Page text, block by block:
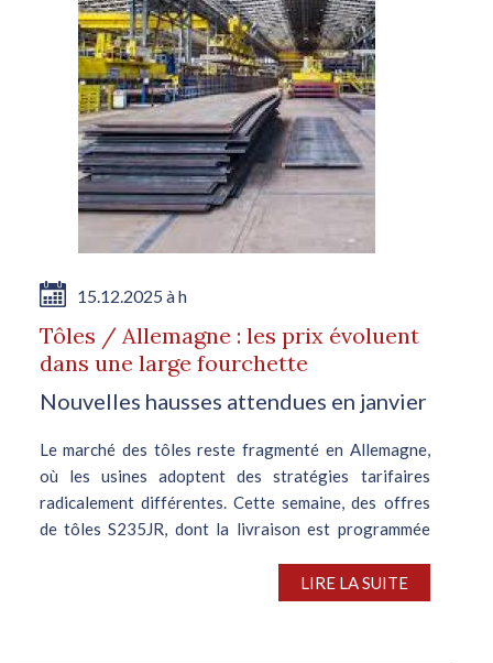
15.12.2025 à h
Tôles / Allemagne : les prix évoluent
dans une large fourchette
Nouvelles hausses attendues en janvier
Le marché des tôles reste fragmenté en Allemagne,
où les usines adoptent des stratégies tarifaires
radicalement différentes. Cette semaine, des offres
de tôles S235JR, dont la livraison est programmée
LIRE LA SUITE